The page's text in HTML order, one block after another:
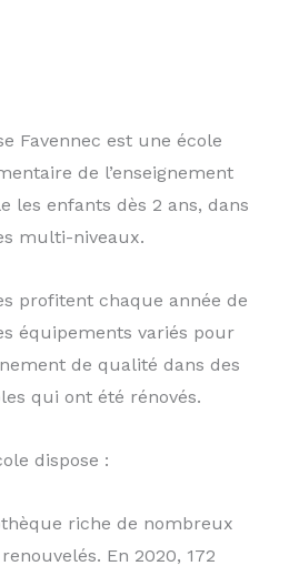
Favennec est une école
de l’enseignement
les enfants dès 2 ans, dans
multi-niveaux.
profitent chaque année de
équipements variés pour
de qualité dans des
qui ont été rénovés.
dispose :
riche de nombreux
En 2020, 172